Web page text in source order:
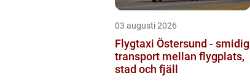
03 augusti 2026
Flygtaxi Östersund - smidig
transport mellan flygplats,
stad och fjäll